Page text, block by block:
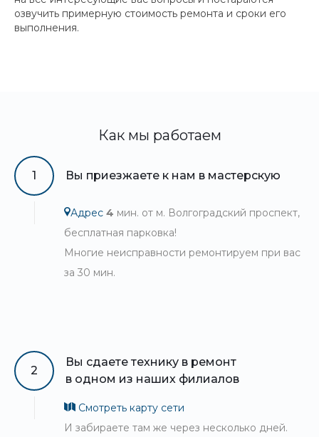
озвучить примерную стоимость ремонта и сроки его
выполнения.
Как мы работаем
1 Вы приезжаете к нам в мастерскую
Адрес 4 мин. от м. Волгоградский проспект,
бесплатная парковка!
Многие неисправности ремонтируем при вас
за 30 мин.
2
Вы сдаете технику в ремонт
в одном из наших филиалов
Смотреть карту сети
И забираете там же через несколько дней.